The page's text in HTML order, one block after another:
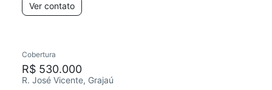
Ver contato
Cobertura
R$ 530.000
R. José Vicente, Grajaú